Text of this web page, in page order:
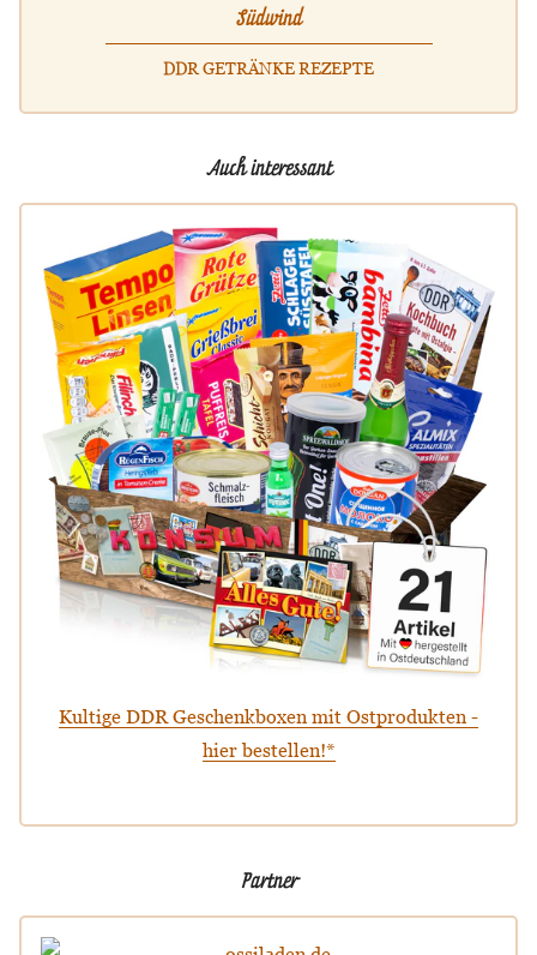
Südwind
DDR GETRÄNKE REZEPTE
Auch interessant
Kultige DDR Geschenkboxen mit Ostprodukten -
hier bestellen!*
Partner